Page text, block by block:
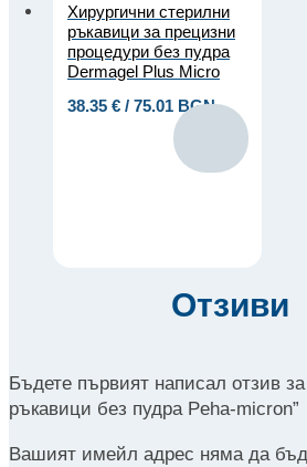
Хирургични стерилни
ръкавици за прецизни
процедури без пудра
Dermagel Plus Micro
38.35 € / 75.01 BGN
Отзиви
Бъдете първият написал отзив
ръкавици без пудра Peha-micron”
Вашият имейл адрес няма да